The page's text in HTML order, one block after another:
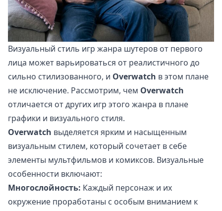
Визуальный стиль игр жанра шутеров от первого
лица может варьироваться от реалистичного до
сильно стилизованного, и Overwatch в этом плане
не исключение. Рассмотрим, чем Overwatch
отличается от других игр этого жанра в плане
графики и визуального стиля.
Overwatch выделяется ярким и насыщенным
визуальным стилем, который сочетает в себе
элементы мультфильмов и комиксов. Визуальные
особенности включают:
Многослойность: Каждый персонаж и их
окружение проработаны с особым вниманием к